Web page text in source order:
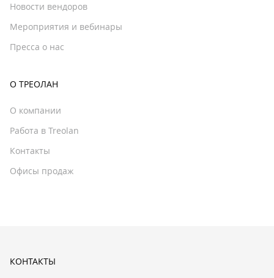
Новости вендоров
Мероприятия и вебинары
Пресса о нас
О ТРЕОЛАН
О компании
Работа в Treolan
Контакты
Офисы продаж
КОНТАКТЫ